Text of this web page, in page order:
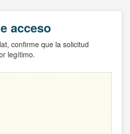
acceso
confirme que la solicitud
legítimo.